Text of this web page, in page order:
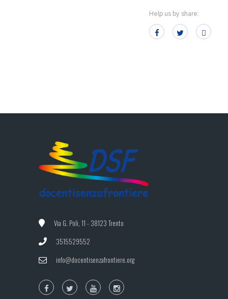
Help us by share:
Via G. Poli, 11 - 38123 Trento
3515529552
info@docentisenzafrontiere.org